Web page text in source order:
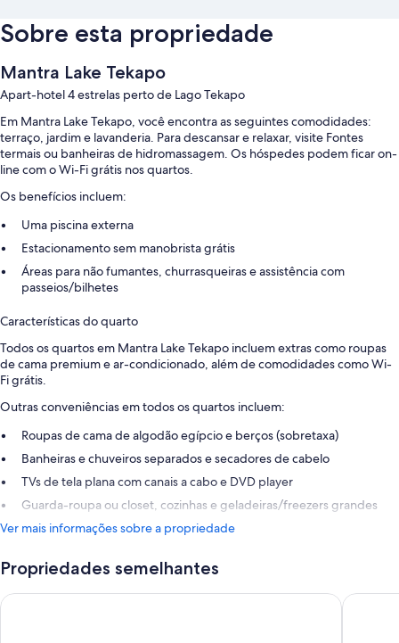
Sobre esta propriedade
Mantra Lake Tekapo
Apart-hotel 4 estrelas perto de Lago Tekapo
Em Mantra Lake Tekapo, você encontra as seguintes comodidades:
terraço, jardim e lavanderia. Para descansar e relaxar, visite Fontes
termais ou banheiras de hidromassagem. Os hóspedes podem ficar on-
line com o Wi-Fi grátis nos quartos.
Os benefícios incluem:
Uma piscina externa
Estacionamento sem manobrista grátis
Áreas para não fumantes, churrasqueiras e assistência com
passeios/bilhetes
Características do quarto
Todos os quartos em Mantra Lake Tekapo incluem extras como roupas
de cama premium e ar-condicionado, além de comodidades como Wi-
Fi grátis.
Outras conveniências em todos os quartos incluem:
Roupas de cama de algodão egípcio e berços (sobretaxa)
Banheiras e chuveiros separados e secadores de cabelo
TVs de tela plana com canais a cabo e DVD player
Guarda-roupa ou closet, cozinhas e geladeiras/freezers grandes
Ver mais informações sobre a propriedade
Propriedades semelhantes
Lakes Edge Holiday Park